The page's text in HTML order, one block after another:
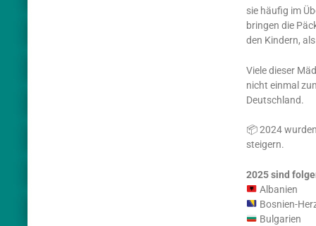
sie häufig im
bringen die
den Kindern,
Viele dieser
nicht einmal
Deutschland.
📦 2024
steigern.
2025 sind
Albanien
Bosnien-
Bulgarien